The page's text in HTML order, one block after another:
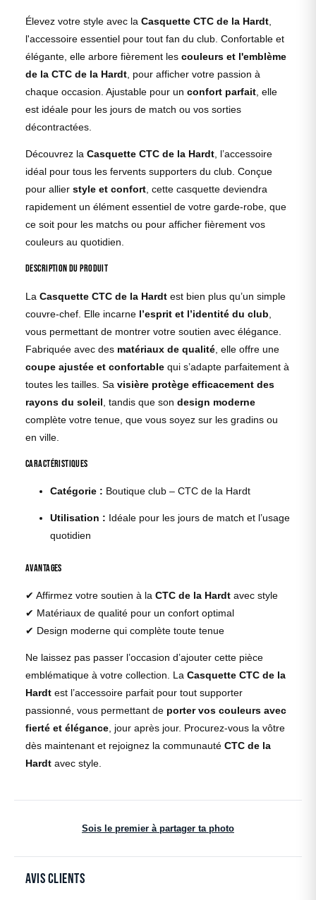
Élevez votre style avec la Casquette CTC de la Hardt
l'accessoire essentiel pour tout fan du club. Confortable et
élégante, elle arbore fièrement les couleurs et l'emblème
de la CTC de la Hardt , pour afficher votre passion à
chaque occasion. Ajustable pour un confort parfait , elle
est idéale pour les jours de match ou vos sorties
décontractées.
Découvrez la Casquette CTC de la Hardt , l’accessoire
idéal pour tous les fervents supporters du club. Conçue
pour allier style et confort , cette casquette deviendra
rapidement un élément essentiel de votre garde-robe, que
ce soit pour les matchs ou pour afficher fièrement vos
couleurs au quotidien.
Description du produit
La Casquette CTC de la Hardt est bien plus qu’un simple
couvre-chef. Elle incarne l’esprit et l’identité du club
vous permettant de montrer votre soutien avec élégance.
Fabriquée avec des matériaux de qualité , elle offre une
coupe ajustée et confortable qui s’adapte parfaitement à
toutes les tailles. Sa visière protège efficacement des
rayons du soleil , tandis que son design moderne
complète votre tenue, que vous soyez sur les gradins ou
en ville.
Caractéristiques
Catégorie : Boutique club – CTC de la Hardt
Utilisation : Idéale pour les jours de match et l’usage
quotidien
Avantages
✔ Affirmez votre soutien à la CTC de la Hardt avec style
✔ Matériaux de qualité pour un confort optimal
✔ Design moderne qui complète toute tenue
Ne laissez pas passer l’occasion d’ajouter cette pièce
emblématique à votre collection. La Casquette CTC de la
Hardt est l’accessoire parfait pour tout supporter
passionné, vous permettant de porter vos couleurs avec
fierté et élégance, jour après jour. Procurez-vous la vôtre
dès maintenant et rejoignez la communauté CTC de la
Hardt avec style.
Sois le premier à partager ta photo
Avis clients